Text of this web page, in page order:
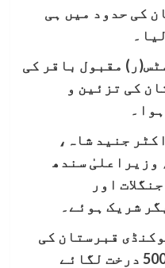
کی حدود میں ہی
مقبول باقر کی
کی تزئین و
جنید شاہ،
وزیراعلیٰ سندھ
اور
شریک ہوئے۔
قبرستان کی
تزئین و آرائش کے لیے 50000 درخت لگائے